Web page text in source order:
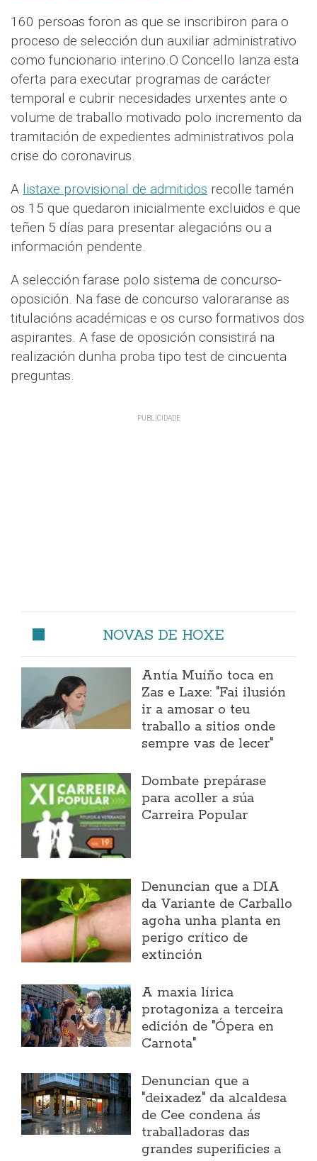
160 persoas foron as que se inscribiron para o
proceso de selección dun auxiliar administrativo
como funcionario interino.O Concello lanza esta
oferta para executar programas de carácter
temporal e cubrir necesidades urxentes ante o
volume de traballo motivado polo incremento da
tramitación de expedientes administrativos pola
crise do coronavirus.
A listaxe provisional de admitidos recolle tamén
os 15 que quedaron inicialmente excluidos e que
teñen 5 días para presentar alegacións ou a
información pendente.
A selección farase polo sistema de concurso-
oposición. Na fase de concurso valoraranse as
titulacións académicas e os curso formativos dos
aspirantes. A fase de oposición consistirá na
realización dunha proba tipo test de cincuenta
preguntas.
NOVAS DE HOXE
Antía Muíño toca en
Zas e Laxe: "Fai ilusión
ir a amosar o teu
traballo a sitios onde
sempre vas de lecer"
Dombate prepárase
para acoller a súa
Carreira Popular
Denuncian que a DIA
da Variante de Carballo
agoha unha planta en
perigo crítico de
extinción
A maxia lírica
protagoniza a terceira
edición de "Ópera en
Carnota"
Denuncian que a
"deixadez" da alcaldesa
de Cee condena ás
traballadoras das
grandes superificies a